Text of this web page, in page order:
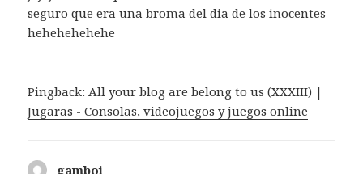
seguro que era una broma del dia de los inocentes
hehehehehehe
Pingback:All your blog are belong to us (XXXIII) |
Jugaras - Consolas, videojuegos y juegos online
gamboi